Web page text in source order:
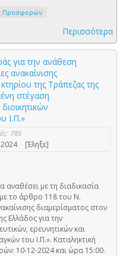
Προσφορών
Περισσότερα
για την ανάθεση
ανακαίνισης
της Τράπεζας της
στέγαση
Ι.Π.»
785
[Έληξε]
αναθέσει με τη διαδικασία
το άρθρο 118 του Ν.
διαμερίσματος στον
Ελλάδος για την
ερευνητικών και
του Ι.Π.». Καταληκτική
10-12-2024 και ώρα 15:00.